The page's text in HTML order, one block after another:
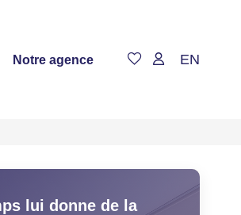
Notre agence EN
lui donne de la